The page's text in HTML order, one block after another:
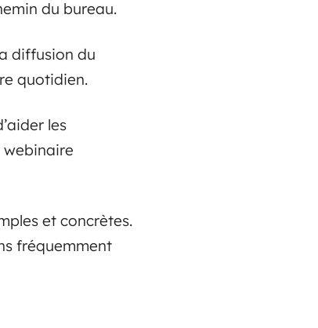
du bureau.
diffusion du
quotidien.
les
webinaire
et concrètes.
fréquemment